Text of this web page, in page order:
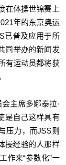
在体操世锦赛上
年的东京奥运
已普及应用于所
同举办的新闻发
有运动员都将获
主席多娜泰拉·
是自己这样具有
压力，而JSS则
操经验的人那样
作来“参数化”一